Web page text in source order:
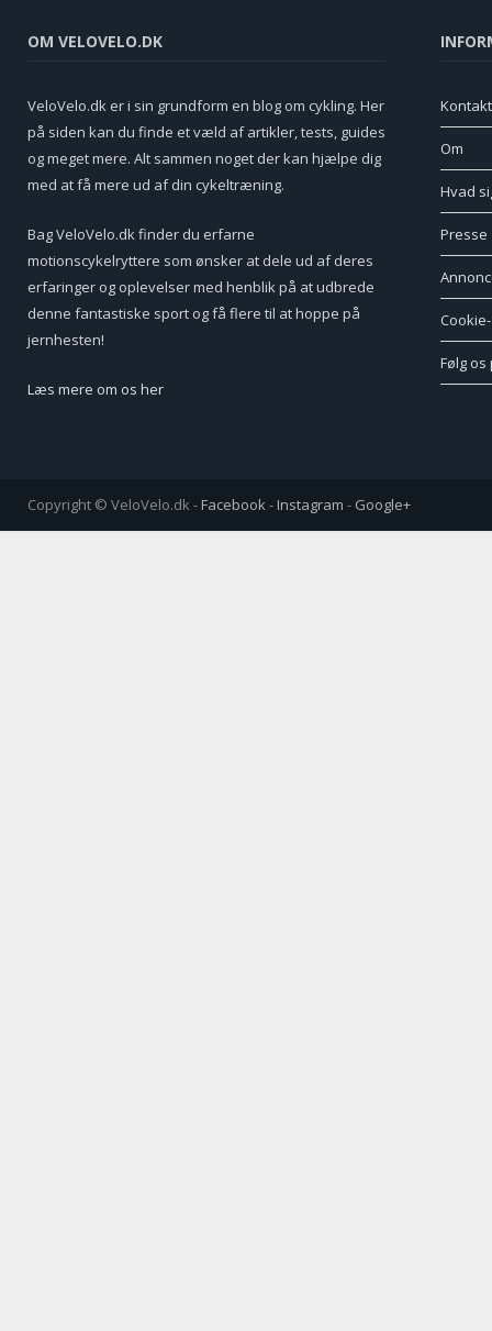
OM VELOVELO.DK
VeloVelo.dk er i sin grundform en blog om cykling. Her
på siden kan du finde et væld af artikler, tests, guides
og meget mere. Alt sammen noget der kan hjælpe dig
med at få mere ud af din cykeltræning.
Bag VeloVelo.dk finder du erfarne
motionscykelryttere som ønsker at dele ud af deres
erfaringer og oplevelser med henblik på at udbrede
denne fantastiske sport og få flere til at hoppe på
jernhesten!
Læs mere om os her
Kontakt
Om
Hvad
Presse
Følg os
Copyright © VeloVelo.dk - Facebook - Instagram - Google+